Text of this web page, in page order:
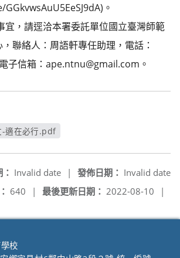
。
宜，請逕洽本署委託單位國立臺灣師範
聯絡人：周語軒專任助理，電話：
子信箱：ape.ntnu@gmail.com。
-適在必行.pdf
發佈日期： Invalid date
Invalid date
|
最後更新日期： 2022-08-10 |
640 |
校